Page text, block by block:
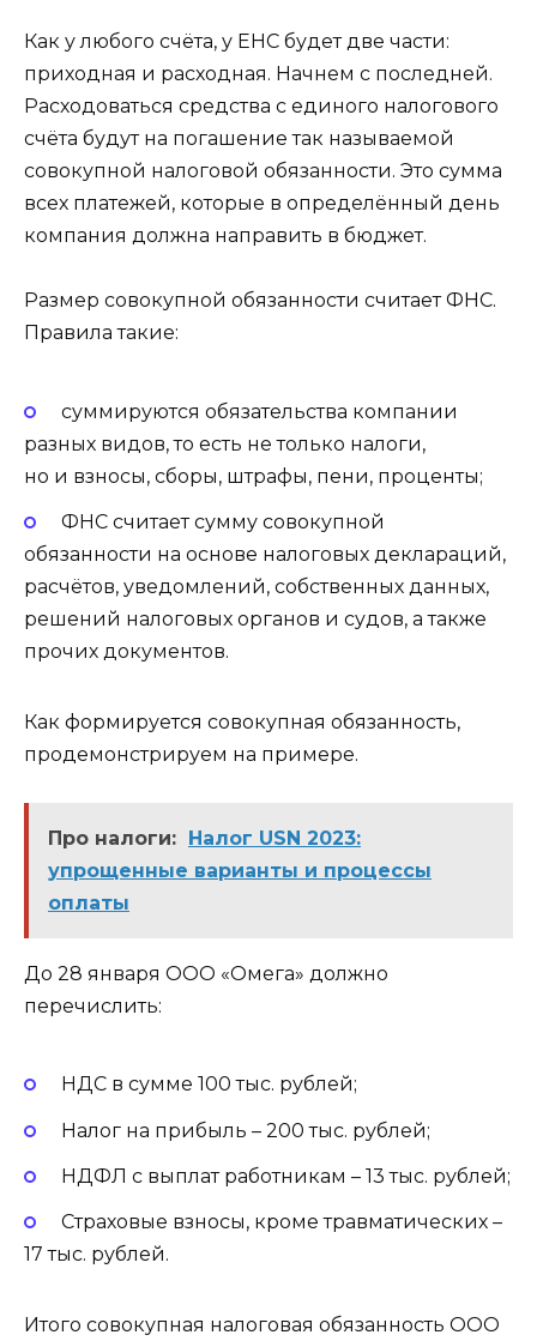
Как у любого счёта, у ЕНС будет две части:
приходная и расходная. Начнем с последней.
Расходоваться средства с единого налогового
счёта будут на погашение так называемой
совокупной налоговой обязанности. Это сумма
всех платежей, которые в определённый день
компания должна направить в бюджет.
Размер совокупной обязанности считает ФНС.
Правила такие:
суммируются обязательства компании
разных видов, то есть не только налоги,
но и взносы, сборы, штрафы, пени, проценты;
ФНС считает сумму совокупной
обязанности на основе налоговых деклараций,
расчётов, уведомлений, собственных данных,
решений налоговых органов и судов, а также
прочих документов.
Как формируется совокупная обязанность,
продемонстрируем на примере.
Про налоги: Налог USN 2023:
упрощенные варианты и процессы
оплаты
До 28 января ООО «Омега» должно
перечислить:
НДС в сумме 100 тыс. рублей;
Налог на прибыль – 200 тыс. рублей;
НДФЛ с выплат работникам – 13 тыс. рублей;
Страховые взносы, кроме травматических –
17 тыс. рублей.
Итого совокупная налоговая обязанность ООО